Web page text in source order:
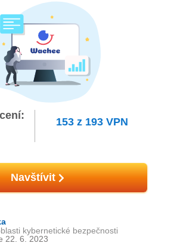
153z 193 VPN
Navštívit
22. 6. 2023
kybernetické bezpečnosti